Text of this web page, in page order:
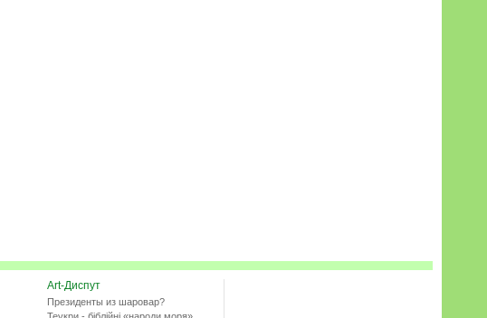
Art-Диспут
Президенты из шаровар?